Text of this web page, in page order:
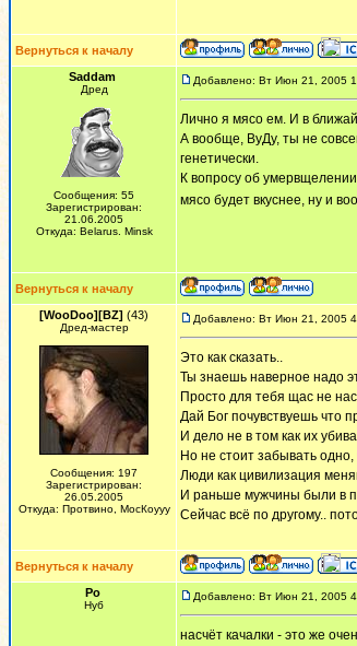
Вернуться к началу
Saddam
Дред
Сообщения: 55
Зарегистрирован:
21.06.2005
Откуда: Belarus. Minsk
Добавлено: Вт Июн 21, 2005
Лично я мясо ем. И в
А вообще, ВуДу, ты не
генетически.
К вопросу об
мясо будет вкуснее, ну и
Вернуться к началу
[WooDoo][BZ] (43)
Дред-мастер
Сообщения: 197
Зарегистрирован:
26.05.2005
Откуда: Протвино, МосКоууу
Добавлено: Вт Июн 21, 2005
Это как сказать..
Ты знаешь наверное надо
Просто для тебя щас не
Дай Бог почувствуешь что
И дело не в том как их
Но не стоит забывать одно,
Люди как цивилизация
И раньше мужчины были в
Сейчас всё по другому..
Вернуться к началу
Ро
Нуб
Добавлено: Вт Июн 21, 2005
насчёт качалки - это же